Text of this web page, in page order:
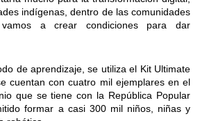
indígenas, dentro de las comunidades
vamos a crear condiciones para dar
de aprendizaje, se utiliza el Kit Ultimate
cuentan con cuatro mil ejemplares en el
que se tiene con la República Popular
formar a casi 300 mil niños, niñas y